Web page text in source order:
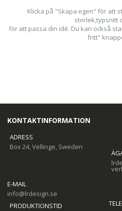
Klicka på "Skapa egen" för att
storlek,typsnitt
för att passa din idé. Du kan också
fritt"
KONTAKTINFORMATION
ADRESS
Box 24, Vellinge, Sweden
E-MAIL
info@lrdesign.se
PRODUKTIONSTID